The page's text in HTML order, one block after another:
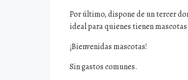
Por último, dispone de un tercer
ideal para quienes tienen
¡Bienvenidas mascotas!
Sin gastos comunes.